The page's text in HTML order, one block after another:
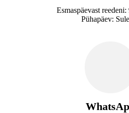
Esmaspäevast
Pühapäev: